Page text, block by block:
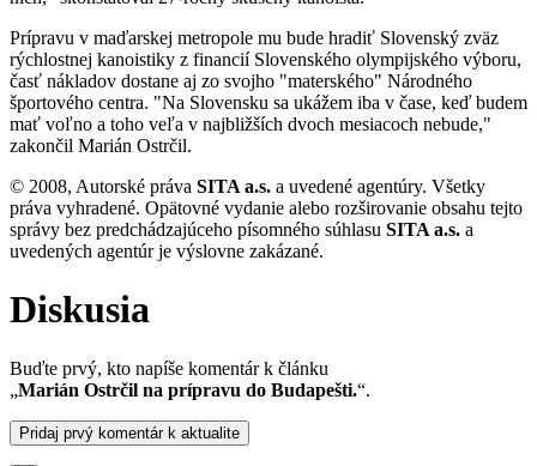
Prípravu v maďarskej metropole mu bude hradiť Slovenský zväz
rýchlostnej kanoistiky z financií Slovenského olympijského výboru,
časť nákladov dostane aj zo svojho "materského" Národného
športového centra. "Na Slovensku sa ukážem iba v čase, keď budem
mať voľno a toho veľa v najbližších dvoch mesiacoch nebude,"
zakončil Marián Ostrčil.
© 2008, Autorské práva SITA a.s. a uvedené agentúry. Všetky
práva vyhradené. Opätovné vydanie alebo rozširovanie obsahu tejto
správy bez predchádzajúceho písomného súhlasu SITA a.s. a
uvedených agentúr je výslovne zakázané.
Diskusia
Buďte prvý, kto napíše komentár k článku
„Marián Ostrčil na prípravu do Budapešti.“.
Pridaj prvý komentár k aktualite